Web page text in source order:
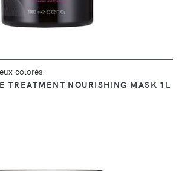
colorés
TREATMENT NOURISHING MASK 1L